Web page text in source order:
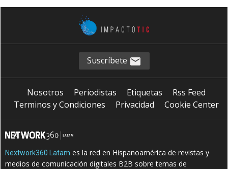
Suscríbete
Nosotros Periodistas Etiquetas
Rss Feed
Terminos y Condiciones
Privacidad Cookie Center
Nextwork360 Latam es la red en Hispanoamérica de revistas y
medios de comunicación digitales B2B sobre temas de